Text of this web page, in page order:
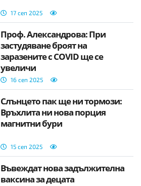
17 сеп 2025
Проф. Александрова: При
застудяване броят на
заразените с COVID ще се
увеличи
16 сеп 2025
Слънцето пак ще ни тормози:
Връхлита ни нова порция
магнитни бури
15 сеп 2025
Въвеждат нова задължителна
ваксина за децата